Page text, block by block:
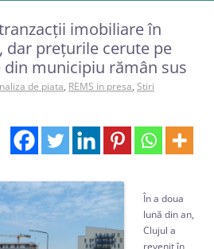
imobiliare în
dar preţurile cerute pe
municipiu rămân sus
de piata, REMS in presa, Stiri
În a doua
lună din an,
Clujul a
revenit în